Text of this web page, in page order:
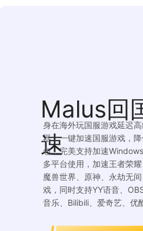
Malus回
速
身在海外玩国服游戏延迟
器，一键加速国服游戏，
包，完美支持加速
多平台使用，加速王者荣
魔兽世界、原神、永劫无
戏，同时支持YY语音、
音乐、Bilibili、爱奇艺、优